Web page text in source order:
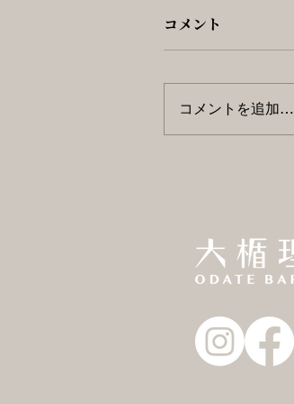
コメント
コメントを追加…